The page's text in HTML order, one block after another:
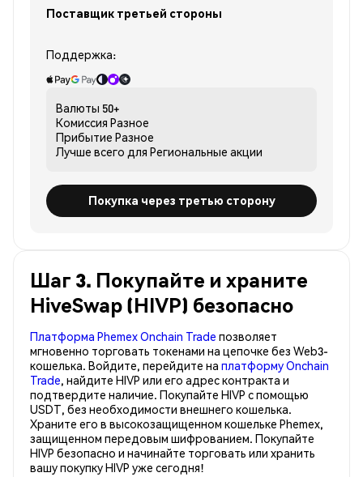
Поставщик третьей стороны
Поддержка:
Валюты 50+
Комиссия Разное
Прибытие Разное
Лучше всего для Региональные акции
Покупка через третью сторону
Шаг 3. Покупайте и храните
HiveSwap (HIVP) безопасно
Платформа Phemex Onchain Trade позволяет
мгновенно торговать токенами на цепочке без Web3-
кошелька. Войдите, перейдите на платформу Onchain
Trade, найдите HIVP или его адрес контракта и
подтвердите наличие. Покупайте HIVP с помощью
USDT, без необходимости внешнего кошелька.
Храните его в высокозащищенном кошельке Phemex,
защищенном передовым шифрованием. Покупайте
HIVP безопасно и начинайте торговать или хранить
вашу покупку HIVP уже сегодня!